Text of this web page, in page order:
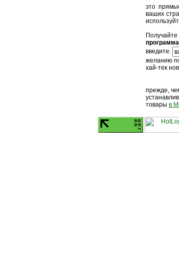
это
ваших
введите:
желанию
хай-тек
прежде,
товары в